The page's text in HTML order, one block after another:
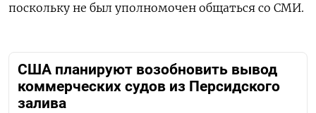
поскольку ​не был уполномочен общаться со СМИ.
США планируют возобновить вывод
коммерческих судов из Персидского
залива